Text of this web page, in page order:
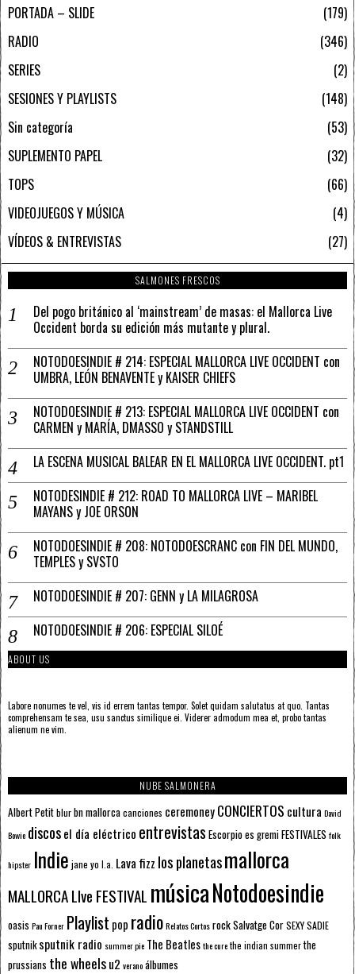
PORTADA – SLIDE
179
RADIO
346
SERIES
2
SESIONES Y PLAYLISTS
148
Sin categoría
53
SUPLEMENTO PAPEL
32
TOPS
66
VIDEOJUEGOS Y MÚSICA
4
VÍDEOS & ENTREVISTAS
27
SALMONES FRESCOS
Del pogo británico al ‘mainstream’ de masas: el Mallorca Live
Occident borda su edición más mutante y plural.
NOTODOESINDIE # 214: ESPECIAL MALLORCA LIVE OCCIDENT con
UMBRA, LEÓN BENAVENTE y KAISER CHIEFS
NOTODOESINDIE # 213: ESPECIAL MALLORCA LIVE OCCIDENT con
CARMEN y MARÍA, DMASSO y STANDSTILL
LA ESCENA MUSICAL BALEAR EN EL MALLORCA LIVE OCCIDENT. pt1
NOTODESINDIE # 212: ROAD TO MALLORCA LIVE – MARIBEL
MAYANS y JOE ORSON
NOTODOESINDIE # 208: NOTODOESCRANC con FIN DEL MUNDO,
TEMPLES y SVSTO
NOTODOESINDIE # 207: GENN y LA MILAGROSA
NOTODOESINDIE # 206: ESPECIAL SILOÉ
ABOUT US
Labore nonumes te vel, vis id errem tantas tempor. Solet quidam salutatus at quo. Tantas
comprehensam te sea, usu sanctus similique ei. Viderer admodum mea et, probo tantas
alienum ne vim.
NUBE SALMONERA
Albert Petitblurbn mallorcacanciones ceremoneyCONCIERTOS cultura David
Bowie discosel día eléctrico entrevistas Escorpioes gremiFESTIVALES folk
hipster Indie jane yo l.a. Lava fizz los planetasmallorca
MALLORCA LIve FESTIVAL músicaNotodoesindie
oasis Pau Forner Playlist pop radioRelatos CortosrockSalvatge CorSEXY SADIE
sputnik sputnik radio summer pie The Beatlesthe curethe indian summerthe
prussians the wheelsu2 veranoálbumes